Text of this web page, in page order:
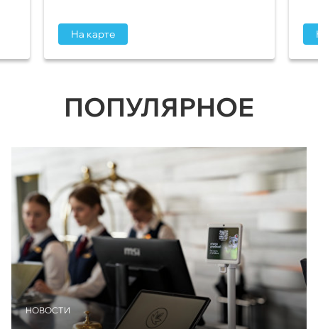
На карте
ПОПУЛЯРНОЕ
НОВОСТИ